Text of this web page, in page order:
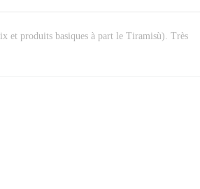
et produits basiques à part le Tiramisù). Très